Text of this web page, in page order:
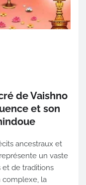
de Vaishno
et son
ancestraux et
un vaste
de traditions
complexe, la